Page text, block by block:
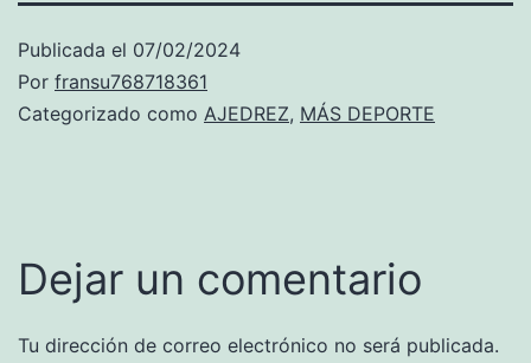
Publicada el 07/02/2024
Por fransu768718361
Categorizado como AJEDREZ, MÁS DEPORTE
Dejar un comentario
Tu dirección de correo electrónico no será publicada.